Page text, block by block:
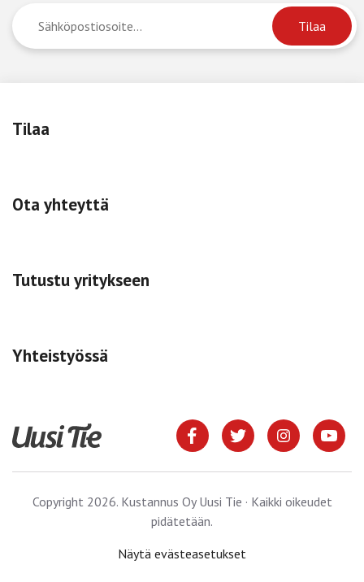
Tilaa
Ota yhteyttä
Tutustu yritykseen
Yhteistyössä
Copyright 2026. Kustannus Oy Uusi Tie · Kaikki oikeudet
pidätetään.
Näytä evästeasetukset